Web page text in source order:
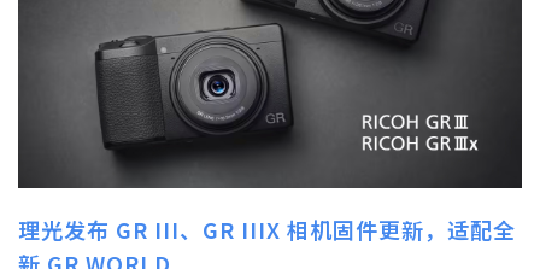
理光发布 GR III、GR IIIX 相机固件更新，适配全